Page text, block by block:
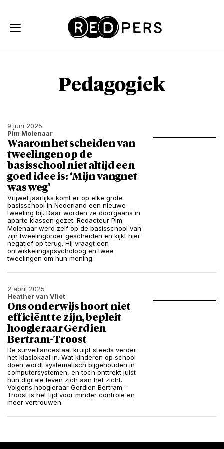
Pedagogiek
9 juni 2025
Pim Molenaar
Waarom het scheiden van
tweelingen op de
basisschool niet altijd een
goed idee is: ‘Mijn vangnet
was weg’
Vrijwel jaarlijks komt er op elke grote
basisschool in Nederland een nieuwe
tweeling bij. Daar worden ze doorgaans in
aparte klassen gezet. Redacteur Pim
Molenaar werd zelf op de basisschool van
zijn tweelingbroer gescheiden en kijkt hier
negatief op terug. Hij vraagt een
ontwikkelingspsycholoog en twee
tweelingen om hun mening.
2 april 2025
Heather van Vliet
Ons onderwijs hoort niet
efficiënt te zijn, bepleit
hoogleraar Gerdien
Bertram-Troost
De surveillancestaat kruipt steeds verder
het klaslokaal in. Wat kinderen op school
doen wordt systematisch bijgehouden in
computersystemen, en toch onttrekt juist
hun digitale leven zich aan het zicht.
Volgens hoogleraar Gerdien Bertram-
Troost is het tijd voor minder controle en
meer vertrouwen.